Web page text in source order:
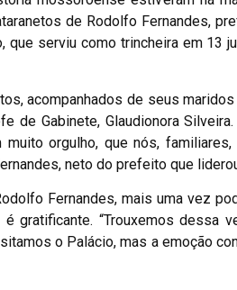
de Rodolfo Fernandes,
serviu como trincheira em 13
acompanhados de seus
de Gabinete, Glaudionora
orgulho, que nós,
neto do prefeito que
Fernandes, mais uma vez
gratificante. “Trouxemos dessa
o Palácio, mas a emoção